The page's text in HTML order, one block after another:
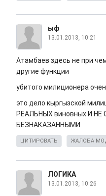
ыф
13.01.2013, 10:21
Атамбаев здесь не при
другие функции
убитого милиционера
это дело кыргызской
РЕАЛЬНЫХ виновных И
БЕЗНАКАЗАННЫМИ
ЦИТИРОВАТЬ ЖАЛОБА
ЛОГИКА
13.01.2013, 10:26